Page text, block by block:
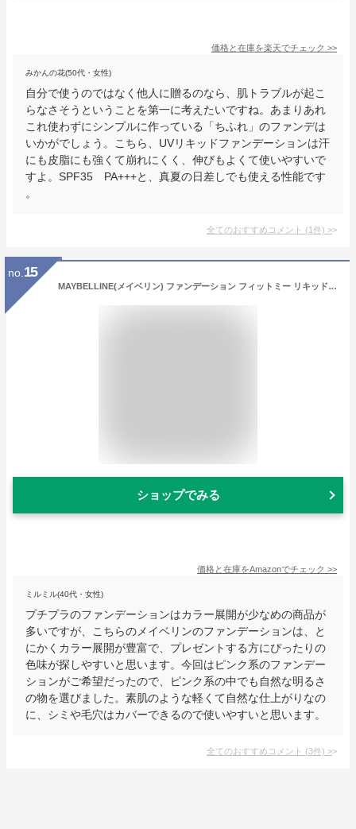
価格と在庫を楽天でチェック >>
みかんの花(50代・女性)
自分で使うのではなく他人に贈るのなら、肌トラブルが起こ
らなさそうということを第一に考えたいですね。あまりあれ
これ使わずにシンプルに作っている「ちふれ」のファンデは
いかがでしょう。こちら、UVリキッドファンデーションは汗
にも皮脂にも強くて崩れにくく、伸びもよくて使いやすいで
すよ。SPF35 PA+++と、真夏の日差しでも使える性能です
。
全てのおすすめコメント (1件) >
no. 15
MAYBELLINE(メイベリン) ファンデーション フィットミー リキッド ファンデーションR 115
ショップでみる
価格と在庫をAmazonでチェック >>
ミルミル(40代・女性)
プチプラのファンデーションはカラー展開が少なめの商品が
多いですが、こちらのメイベリンのファンデーションは、と
にかくカラー展開が豊富で、プレゼントする方にぴったりの
色味が探しやすいと思います。今回はピンク系のファンデー
ションがご希望だったので、ピンク系の中でも自然な明るさ
の物を選びました。素肌のような軽くて自然な仕上がりなの
に、シミや毛穴はカバーできるので使いやすいと思います。
全てのおすすめコメント (3件) >